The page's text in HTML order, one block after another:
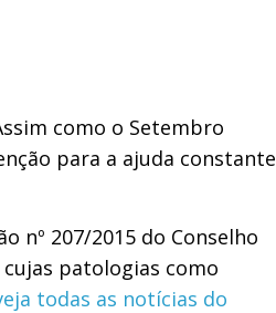
como o Setembro
para a ajuda constante
nº 207/2015 do Conselho
patologias como
todas as notícias do